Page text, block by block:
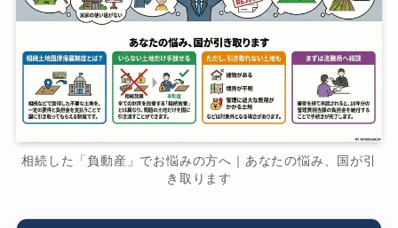
相続した「負動産」でお悩みの方へ｜あなたの悩み、国が引
き取ります